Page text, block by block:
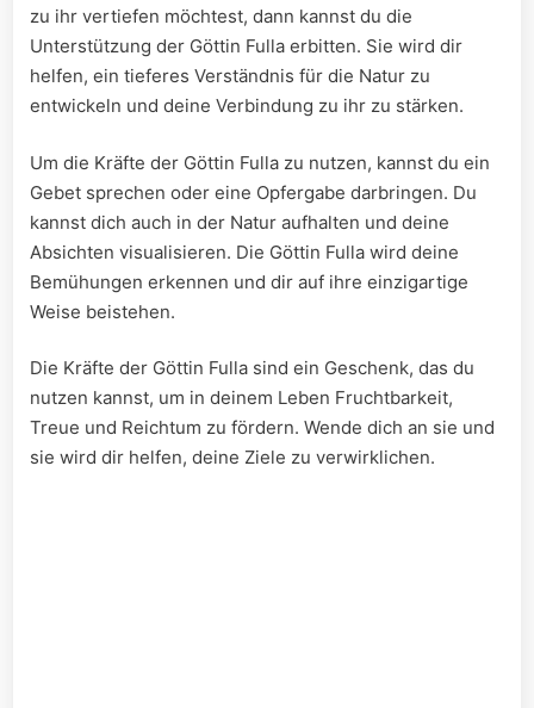
zu ⁤ihr vertiefen möchtest, dann kannst du die
Unterstützung der Göttin Fulla erbitten.⁤ Sie wird dir
helfen, ein tieferes Verständnis für ​die Natur zu
entwickeln und deine Verbindung zu ihr zu stärken.
Um die Kräfte der Göttin Fulla zu nutzen, kannst du ein
Gebet ⁣sprechen oder eine Opfergabe darbringen. Du⁣
kannst​ dich auch in⁢ der Natur aufhalten und deine
Absichten visualisieren. Die Göttin Fulla wird deine
Bemühungen erkennen und dir ​auf ihre einzigartige
Weise beistehen.
Die Kräfte der Göttin Fulla sind ‍ein ‌Geschenk, das du
nutzen kannst, um in deinem Leben Fruchtbarkeit,
Treue und Reichtum zu fördern. Wende dich an sie⁣ und
⁤sie wird dir helfen, deine Ziele zu verwirklichen.